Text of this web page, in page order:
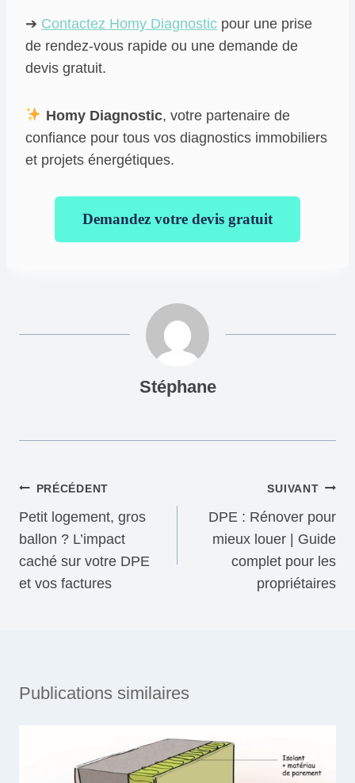
➔ Contactez Homy Diagnostic pour une prise
de rendez-vous rapide ou une demande de
devis gratuit.
Homy Diagnostic, votre partenaire de
confiance pour tous vos diagnostics immobiliers
et projets énergétiques.
Demandez votre devis gratuit
Stéphane
Navigation
de
l’article
PRÉCÉDENT
Petit logement, gros
ballon ? L’impact
caché sur votre DPE
et vos factures
SUIVANT
DPE : Rénover pour
mieux louer | Guide
complet pour les
propriétaires
Publications similaires